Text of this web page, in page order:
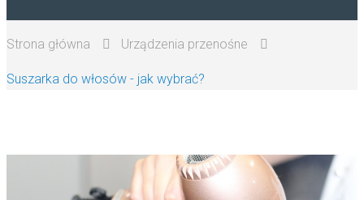
Strona główna Urządzenia przenośne
Suszarka do włosów - jak wybrać?